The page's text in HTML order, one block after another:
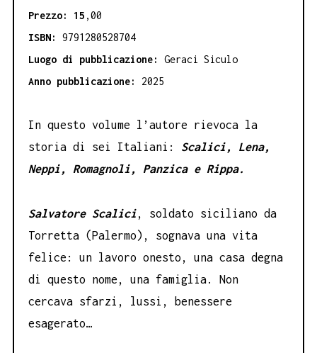
Prezzo: 15 ,00
ISBN: 9791280528704
Luogo di pubblicazione: Geraci Siculo
Anno pubblicazione: 2025
In questo volume l’autore rievoca la
storia di sei Italiani: Scalici, Lena,
Neppi, Romagnoli, Panzica e Rippa.
Salvatore Scalici, soldato siciliano da
Torretta (Palermo), sognava una vita
felice: un lavoro onesto, una casa degna
di questo nome, una famiglia. Non
cercava sfarzi, lussi, benessere
esagerato…